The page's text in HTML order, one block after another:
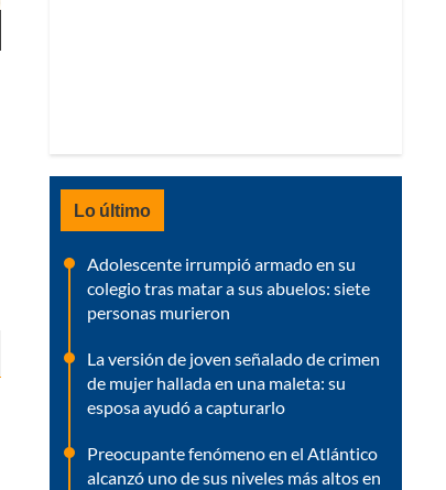
Lo último
Adolescente irrumpió armado en su
colegio tras matar a sus abuelos: siete
personas murieron
La versión de joven señalado de crimen
de mujer hallada en una maleta: su
esposa ayudó a capturarlo
Preocupante fenómeno en el Atlántico
alcanzó uno de sus niveles más altos en